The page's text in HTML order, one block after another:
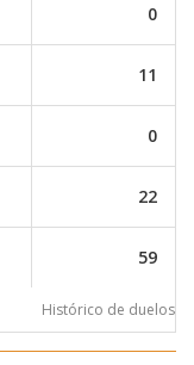
0
11
0
22
59
Histórico de duelos